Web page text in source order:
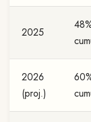
2025
2026
(proj.)